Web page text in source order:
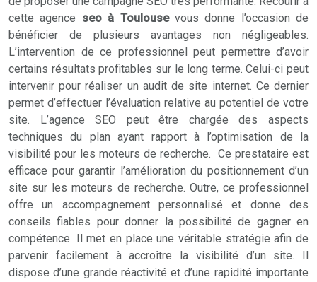
cette agence seo à Toulousevous donne l’occasion de
bénéficier de plusieurs avantages non négligeables.
L’intervention de ce professionnel peut permettre d’avoir
certains résultats profitables sur le long terme. Celui-ci peut
intervenir pour réaliser un audit de site internet. Ce dernier
permet d’effectuer l’évaluation relative au potentiel de votre
site. L’agence SEO peut être chargée des aspects
techniques du plan ayant rapport à l’optimisation de la
visibilité pour les moteurs de recherche. Ce prestataire est
efficace pour garantir l’amélioration du positionnement d’un
site sur les moteurs de recherche. Outre, ce professionnel
offre un accompagnement personnalisé et donne des
conseils fiables pour donner la possibilité de gagner en
compétence. Il met en place une véritable stratégie afin de
parvenir facilement à accroître la visibilité d’un site. Il
dispose d’une grande réactivité et d’une rapidité importante